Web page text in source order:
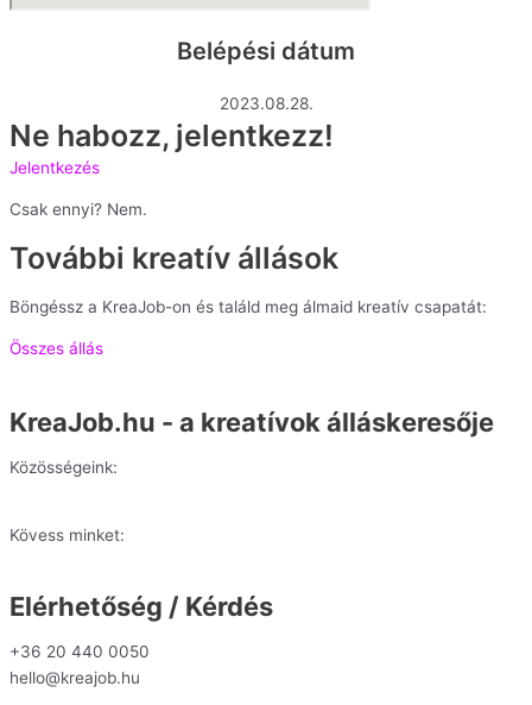
Belépési dátum
2023.08.28.
Ne habozz, jelentkezz!
Jelentkezés
Csak ennyi? Nem.
További kreatív állások
Böngéssz a KreaJob-on és találd meg álmaid kreatív csapatát:
Összes állás
KreaJob.hu - a kreatívok álláskeresője
Közösségeink:
Kövess minket:
Elérhetőség / Kérdés
+36 20 440 0050
hello@kreajob.hu